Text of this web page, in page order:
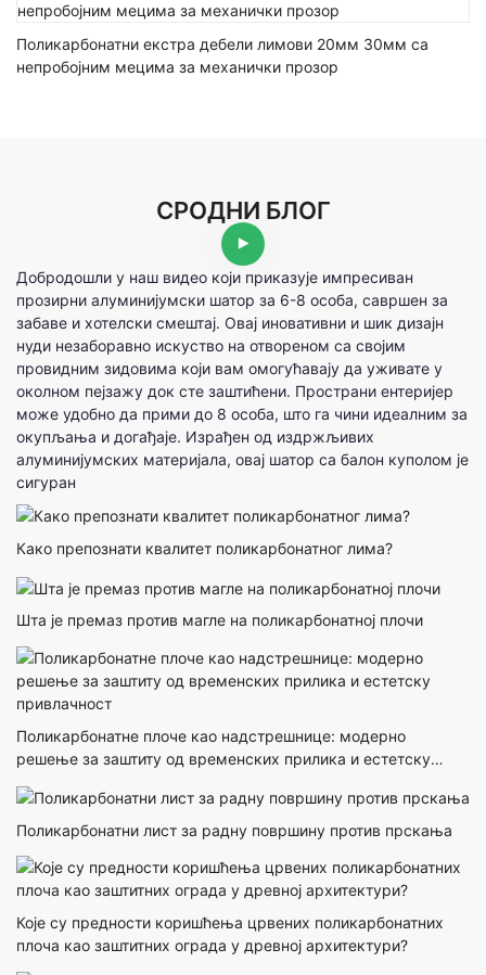
Поликарбонатни екстра дебели лимови 20мм 30мм са
непробојним мецима за механички прозор
СРОДНИ БЛОГ
Добродошли у наш видео који приказује импресиван
прозирни алуминијумски шатор за 6-8 особа, савршен за
забаве и хотелски смештај. Овај иновативни и шик дизајн
нуди незаборавно искуство на отвореном са својим
провидним зидовима који вам омогућавају да уживате у
околном пејзажу док сте заштићени. Пространи ентеријер
може удобно да прими до 8 особа, што га чини идеалним за
окупљања и догађаје. Израђен од издржљивих
алуминијумских материјала, овај шатор са балон куполом је
сигуран
Како препознати квалитет поликарбонатног лима?
Шта је премаз против магле на поликарбонатној плочи
Поликарбонатне плоче као надстрешнице: модерно
решење за заштиту од временских прилика и естетску
Поликарбонатни лист за радну површину против прскања
Које су предности коришћења црвених поликарбонатних
плоча као заштитних ограда у древној архитектури?